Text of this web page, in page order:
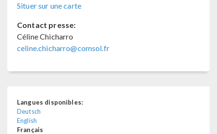
Situer sur une carte
Contact presse:
Céline Chicharro
celine.chicharro@comsol.fr
Langues disponibles:
Deutsch
English
Français